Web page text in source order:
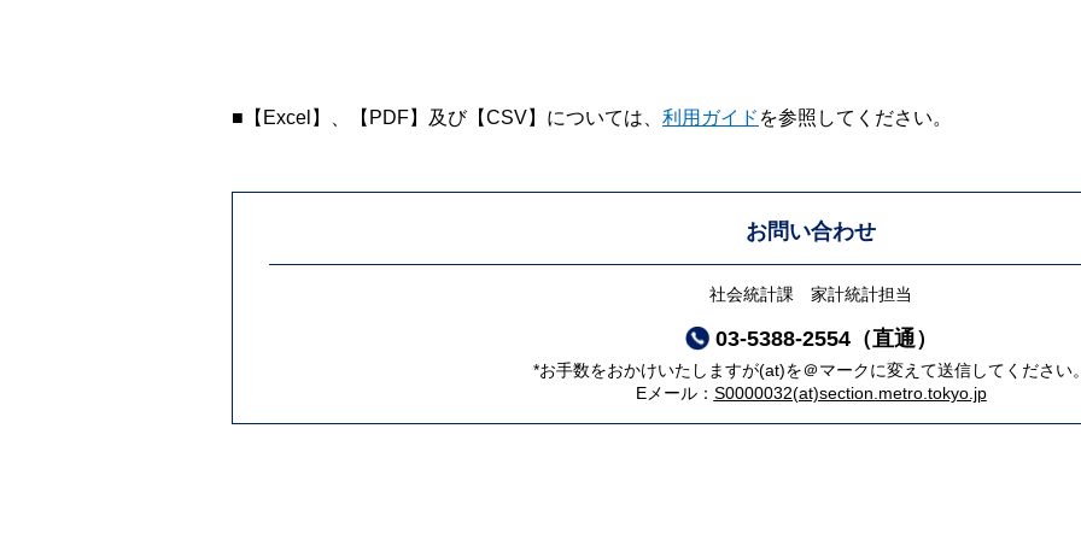
■【Excel】、【PDF】及び【CSV】については、 利用ガイド を参照してください。
お問い合わせ
社会統計課 家計統計担当
03-5388-2554（直通）
*お手数をおかけいたしますが(at)を＠マークに変えて送信してください
Eメール： S0000032(at)section.metro.tokyo.jp